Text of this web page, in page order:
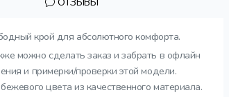
крой для абсолютного комфорта.
можно сделать заказ и забрать в офлайн
и примерки/проверки этой модели.
цвета из качественного материала.